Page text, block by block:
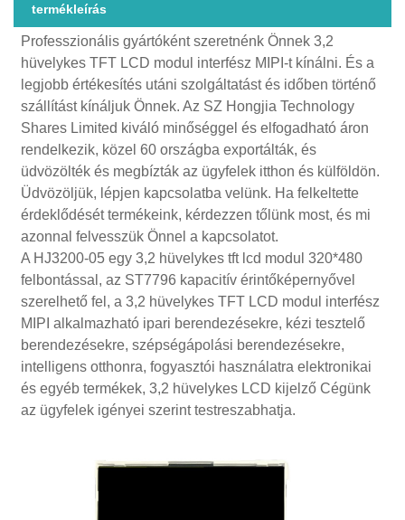
termékleírás
Professzionális gyártóként szeretnénk Önnek 3,2
hüvelykes TFT LCD modul interfész MIPI-t kínálni. És a
legjobb értékesítés utáni szolgáltatást és időben történő
szállítást kínáljuk Önnek. Az SZ Hongjia Technology
Shares Limited kiváló minőséggel és elfogadható áron
rendelkezik, közel 60 országba exportálták, és
üdvözölték és megbízták az ügyfelek itthon és külföldön.
Üdvözöljük, lépjen kapcsolatba velünk. Ha felkeltette
érdeklődését termékeink, kérdezzen tőlünk most, és mi
azonnal felvesszük Önnel a kapcsolatot.
A HJ3200-05 egy 3,2 hüvelykes tft lcd modul 320*480
felbontással, az ST7796 kapacitív érintőképernyővel
szerelhető fel, a 3,2 hüvelykes TFT LCD modul interfész
MIPI alkalmazható ipari berendezésekre, kézi tesztelő
berendezésekre, szépségápolási berendezésekre,
intelligens otthonra, fogyasztói használatra elektronikai
és egyéb termékek, 3,2 hüvelykes LCD kijelző Cégünk
az ügyfelek igényei szerint testreszabhatja.